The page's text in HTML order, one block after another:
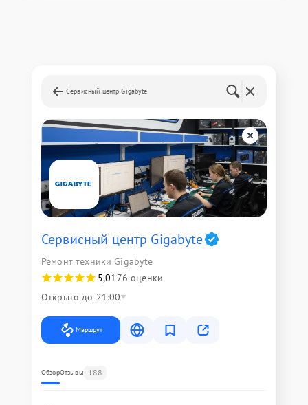
Сервисный центр Gigabyte
Сервисный центр Gigabyte
Ремонт техники Gigabyte
5,0176 оценки
Открыто до 21:00
Маршрут
ОбзорОтзывы 188